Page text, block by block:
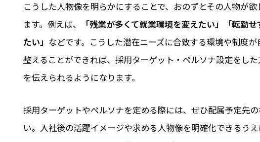
こうした人物像を明らかにすることで、おのずとその人物が
ます。例えば、
「残業が多くて就業環境を変えたい」「転勤
たい」 などです。こうした潜在ニーズに合致する環境や制度
整えることができれば――、採用ターゲット・ペルソナ設定をし
を伝えられるようになります。
採用ターゲットやペルソナを定める際には、ぜひ配属予定先
い。入社後の活躍イメージや求める人物像を明確化できるう